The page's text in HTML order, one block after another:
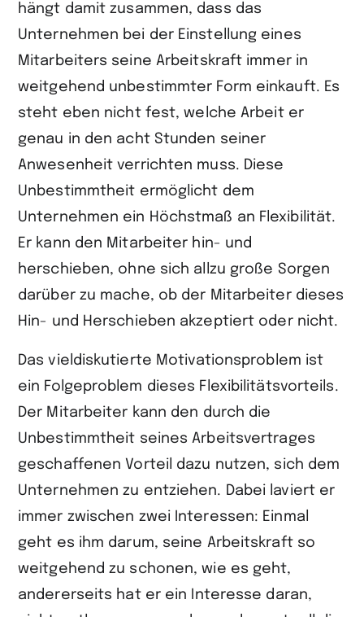
hängt damit zusammen, dass das
Unternehmen bei der Einstellung eines
Mitarbeiters seine Arbeitskraft immer in
weitgehend unbestimmter Form einkauft. Es
steht eben nicht fest, welche Arbeit er
genau in den acht Stunden seiner
Anwesenheit verrichten muss. Diese
Unbestimmtheit ermöglicht dem
Unternehmen ein Höchstmaß an Flexibilität.
Er kann den Mitarbeiter hin- und
herschieben, ohne sich allzu große Sorgen
darüber zu mache, ob der Mitarbeiter dieses
Hin- und Herschieben akzeptiert oder nicht.
Das vieldiskutierte Motivationsproblem ist
ein Folgeproblem dieses Flexibilitätsvorteils.
Der Mitarbeiter kann den durch die
Unbestimmtheit seines Arbeitsvertrages
geschaffenen Vorteil dazu nutzen, sich dem
Unternehmen zu entziehen. Dabei laviert er
immer zwischen zwei Interessen: Einmal
geht es ihm darum, seine Arbeitskraft so
weitgehend zu schonen, wie es geht,
andererseits hat er ein Interesse daran,